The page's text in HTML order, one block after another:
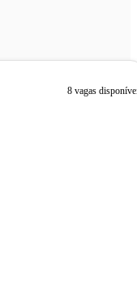
8 vagas